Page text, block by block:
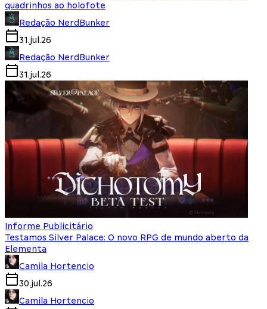
quadrinhos ao holofote
Redação NerdBunker
31.jul.26
Redação NerdBunker
31.jul.26
Informe Publicitário
Testamos Silver Palace: O novo RPG de mundo aberto da
Elementa
Camila Hortencio
30.jul.26
Camila Hortencio